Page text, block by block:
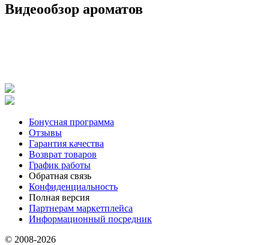
Видеообзор ароматов
Бонусная программа
Отзывы
Гарантия качества
Возврат товаров
График работы
Обратная связь
Конфиденциальность
Полная версия
Партнерам маркетплейса
Информационный посредник
© 2008-2026